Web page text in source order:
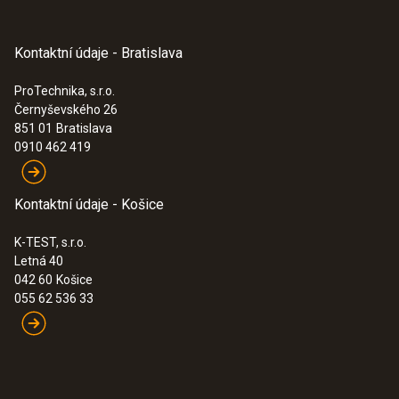
:0572 2014
s displejem a integrovanými senzory
pro teploty, vlhkost, CO2 a atmosférický
tlak
667,00€
Kontaktní údaje - Bratislava
ProTechnika, s.r.o.
Černyševského 26
851 01 Bratislava
0910 462 419
Kontaktní údaje - Košice
K-TEST, s.r.o.
Letná 40
042 60 Košice
055 62 536 33